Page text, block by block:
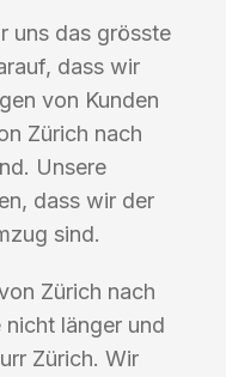
uns das grösste
dass wir
von Kunden
Zürich nach
Unsere
dass wir der
sind.
Zürich nach
länger und
Zürich. Wir